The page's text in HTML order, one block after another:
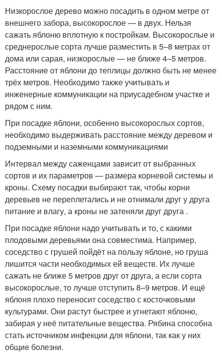
Низкорослое дерево можно посадить в одном метре от
внешнего забора, высокорослое — в двух. Нельзя
сажать яблоню вплотную к постройкам. Высокорослые и
среднерослые сорта лучше разместить в 5–8 метрах от
дома или сарая, низкорослые — не ближе 4–5 метров.
Расстояние от яблони до теплицы должно быть не менее
трёх метров. Необходимо также учитывать и
инженерные коммуникации на приусадебном участке и
рядом с ним.
При посадке яблони, особенно высокорослых сортов,
необходимо выдерживать расстояние между деревом и
подземными и наземными коммуникациями
Интервал между саженцами зависит от выбранных
сортов и их параметров — размера корневой системы и
кроны. Схему посадки выбирают так, чтобы корни
деревьев не переплетались и не отнимали друг у друга
питание и влагу, а кроны не затеняли друг друга .
При посадке яблони надо учитывать и то, с какими
плодовыми деревьями она совместима. Например,
соседство с грушей пойдёт на пользу яблоне, но груша
лишится части необходимых ей веществ. Их лучше
сажать не ближе 5 метров друг от друга, а если сорта
высокорослые, то лучше отступить 8–9 метров. И ещё
яблоня плохо переносит соседство с косточковыми
культурами. Они растут быстрее и угнетают яблоню,
забирая у неё питательные вещества. Рябина способна
стать источником инфекции для яблони, так как у них
общие болезни.